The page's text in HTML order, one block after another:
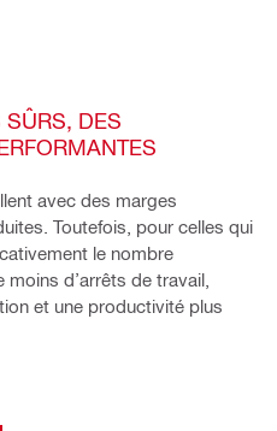
SÛRS, DES
avec des marges
Toutefois, pour celles qui
le nombre
d’arrêts de travail,
et une productivité plus